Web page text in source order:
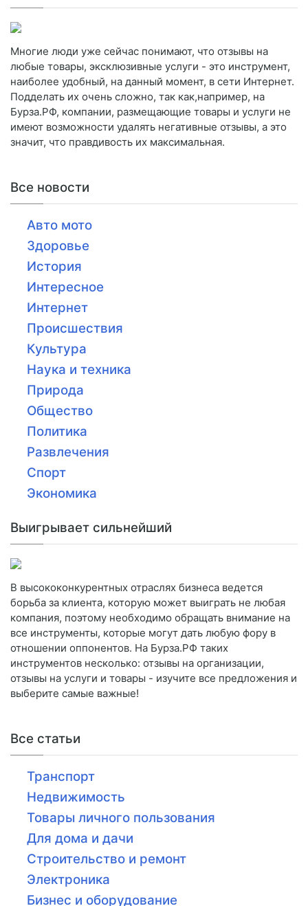
Многие люди уже сейчас понимают, что отзывы на
любые товары, эксклюзивные услуги - это инструмент,
наиболее удобный, на данный момент, в сети Интернет.
Подделать их очень сложно, так как,например, на
Бурза.РФ, компании, размещающие товары и услуги не
имеют возможности удалять негативные отзывы, а это
значит, что правдивость их максимальная.
Все новости
Авто мото
Здоровье
История
Интересное
Интернет
Происшествия
Культура
Наука и техника
Природа
Общество
Политика
Развлечения
Спорт
Экономика
Выигрывает сильнейший
В высококонкурентных отраслях бизнеса ведется
борьба за клиента, которую может выиграть не любая
компания, поэтому необходимо обращать внимание на
все инструменты, которые могут дать любую фору в
отношении оппонентов. На Бурза.РФ таких
инструментов несколько: отзывы на организации,
отзывы на услуги и товары - изучите все предложения и
выберите самые важные!
Все статьи
Транспорт
Недвижимость
Товары личного пользования
Для дома и дачи
Строительство и ремонт
Электроника
Бизнес и оборудование